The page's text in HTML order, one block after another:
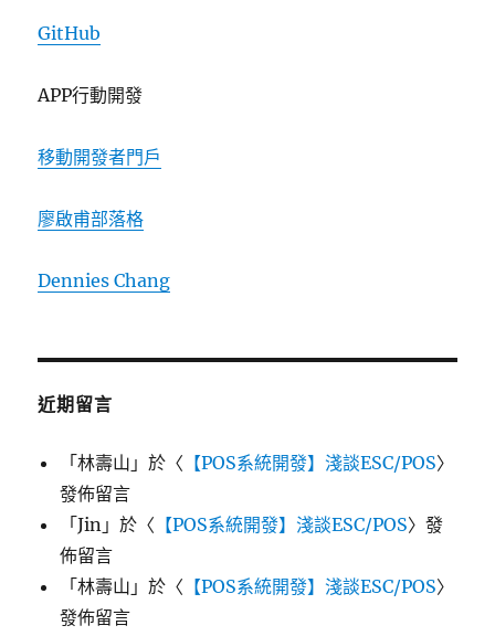
GitHub
APP行動開發
移動開發者門戶
廖啟甫部落格
Dennies Chang
近期留言
「林壽山 」於〈 【POS系統開發】淺談ESC/POS〉
發佈留言
「Jin 」於〈 【POS系統開發】淺談ESC/POS〉發
佈留言
「林壽山 」於〈 【POS系統開發】淺談ESC/POS〉
發佈留言